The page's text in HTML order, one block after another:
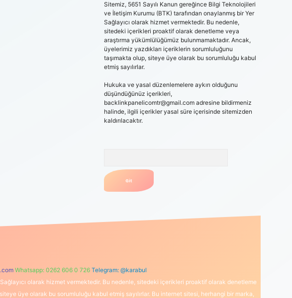
Sitemiz, 5651 Sayılı Kanun gereğince Bilgi Teknolojileri
ve İletişim Kurumu (BTK) tarafından onaylanmış bir Yer
Sağlayıcı olarak hizmet vermektedir. Bu nedenle,
sitedeki içerikleri proaktif olarak denetleme veya
araştırma yükümlülüğümüz bulunmamaktadır. Ancak,
üyelerimiz yazdıkları içeriklerin sorumluluğunu
taşımakta olup, siteye üye olarak bu sorumluluğu kabul
etmiş sayılırlar.
Hukuka ve yasal düzenlemelere aykırı olduğunu
düşündüğünüz içerikleri,
backlinkpanelicomtr@gmail.comadresine bildirmeniz
halinde, ilgili içerikler yasal süre içerisinde sitemizden
kaldırılacaktır.
Whatsapp: 0262 606 0 726 Telegram: @karabul
olarak hizmet vermektedir. Bu nedenle, sitedeki içerikleri proaktif olarak denetleme
üye olarak bu sorumluluğu kabul etmiş sayılırlar. Bu internet sitesi, herhangi bir marka,